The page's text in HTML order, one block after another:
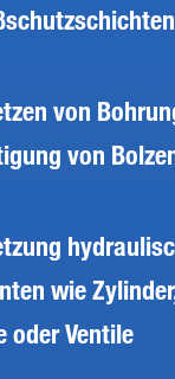
von
von
wie
oder Ventile